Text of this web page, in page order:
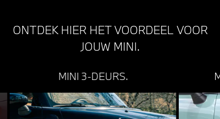
ONTDEK HIER HET VOORDEEL VOOR
JOUW MINI.
MINI 3-DEURS.